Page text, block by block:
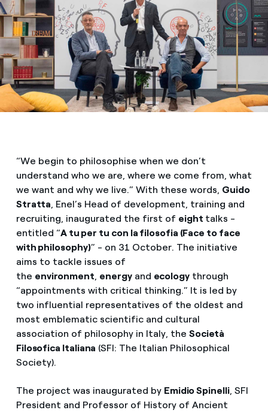
“We begin to philosophise when we don’t
understand who we are, where we come from, what
we want and why we live.” With these words, Guido
Stratta, Enel’s Head of development, training and
recruiting, inaugurated the first of eight talks -
entitled “A tu per tu con la filosofia (Face to face
with philosophy)” - on 31 October. The initiative
aims to tackle issues of
the environment, energyand ecologythrough
“appointments with critical thinking.” It is led by
two influential representatives of the oldest and
most emblematic scientific and cultural
association of philosophy in Italy, the Società
Filosofica Italiana (SFI: The Italian Philosophical
Society).
The project was inaugurated by Emidio Spinelli, SFI
President and Professor of History of Ancient